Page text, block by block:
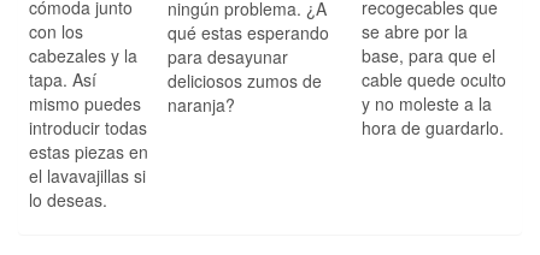
cómoda junto
con los
cabezales y la
tapa. Así
mismo puedes
introducir todas
estas piezas en
el lavavajillas si
lo deseas.
ningún problema. ¿A
qué estas esperando
para desayunar
deliciosos zumos de
naranja?
recogecables que
se abre por la
base, para que el
cable quede oculto
y no moleste a la
hora de guardarlo.